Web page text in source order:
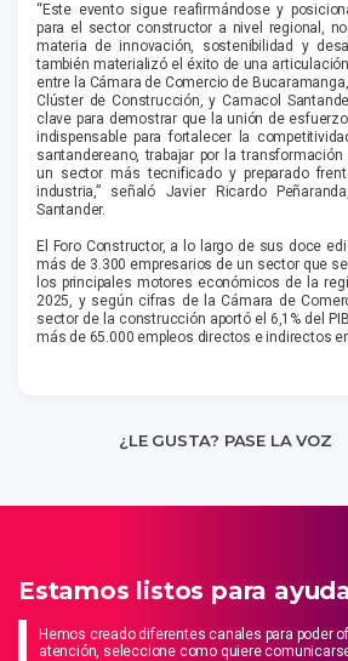
“Este evento sigue reafirmándose y
para el sector constructor a nivel regional,
materia de innovación, sostenibilidad y
también materializó el éxito de una
entre la Cámara de Comercio de
Clúster de Construcción, y Camacol
clave para demostrar que la unión de
indispensable para fortalecer la
santandereano, trabajar por la
un sector más tecnificado y preparado
industria,” señaló Javier Ricardo
Santander.
El Foro Constructor, a lo largo de sus doce
más de 3.300 empresarios de un sector que
los principales motores económicos de la
2025, y según cifras de la Cámara de
sector de la construcción aportó el 6,1% del
más de 65.000 empleos directos e indirectos
¿LE GUSTA? PASE LA VOZ
Estamos listos para
Hemos creado diferentes canales para poder
atención, seleccione como quiere